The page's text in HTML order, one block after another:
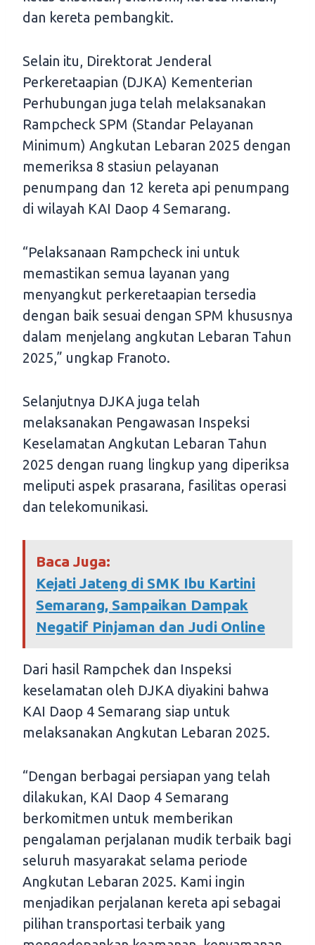
dan kereta pembangkit.
Selain itu, Direktorat Jenderal
Perkeretaapian (DJKA) Kementerian
Perhubungan juga telah melaksanakan
Rampcheck SPM (Standar Pelayanan
Minimum) Angkutan Lebaran 2025 dengan
memeriksa 8 stasiun pelayanan
penumpang dan 12 kereta api penumpang
di wilayah KAI Daop 4 Semarang.
“Pelaksanaan Rampcheck ini untuk
memastikan semua layanan yang
menyangkut perkeretaapian tersedia
dengan baik sesuai dengan SPM khususnya
dalam menjelang angkutan Lebaran Tahun
2025,” ungkap Franoto.
Selanjutnya DJKA juga telah
melaksanakan Pengawasan Inspeksi
Keselamatan Angkutan Lebaran Tahun
2025 dengan ruang lingkup yang diperiksa
meliputi aspek prasarana, fasilitas operasi
dan telekomunikasi.
Baca Juga:
Kejati Jateng di SMK Ibu Kartini
Semarang, Sampaikan Dampak
Negatif Pinjaman dan Judi Online
Dari hasil Rampchek dan Inspeksi
keselamatan oleh DJKA diyakini bahwa
KAI Daop 4 Semarang siap untuk
melaksanakan Angkutan Lebaran 2025.
“Dengan berbagai persiapan yang telah
dilakukan, KAI Daop 4 Semarang
berkomitmen untuk memberikan
pengalaman perjalanan mudik terbaik bagi
seluruh masyarakat selama periode
Angkutan Lebaran 2025. Kami ingin
menjadikan perjalanan kereta api sebagai
pilihan transportasi terbaik yang